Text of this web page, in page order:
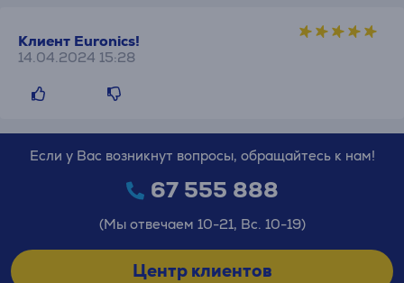
Клиент Euronics!
14.04.2024 15:28
Если у Вас возникнут вопросы, обращайтесь к нам!
67 555 888
(Мы отвечаем 10-21, Вс. 10-19)
Центр клиентов